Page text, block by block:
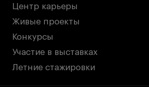
Центр карьеры
Живые проекты
Конкурсы
Участие в выставках
Летние стажировки